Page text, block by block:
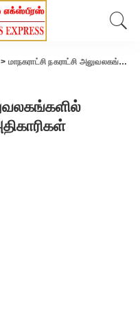
மாநகராட்சி நகராட்சி அலுவலகங்களில் சல்லடை போட்டு தேடும் அதிகாரிகள்